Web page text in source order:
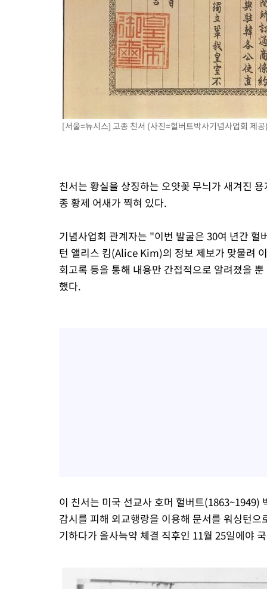
[서울=뉴시스] 고종 친서 (사진=헐버트박사기념사업회 제
친서는 황실을 상징하는 오얏꽃 무늬가 새겨진
종 황제 어새가 찍혀 있다.
기념사업회 관계자는 "이번 발굴은 30여 년간
턴 앨리스 킴(Alice Kim)의 정보 제보가 맞물려
회고록 등을 통해 내용만 간접적으로 알려졌을
했다.
이 친서는 미국 선교사 호머 헐버트(1863~1949)
감시를 피해 외교행랑을 이용해 문서를 워싱턴
기하다가 을사늑약 체결 직후인 11월 25일에야